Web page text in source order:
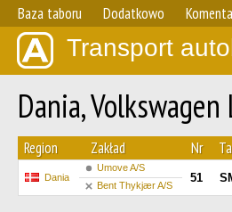
Baza taboru Dodatkowo
Transport
Dania,
Region Zakład Nr
Dania
Umove A/S
51
Bent Thykjær A/S